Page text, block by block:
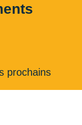
prochains